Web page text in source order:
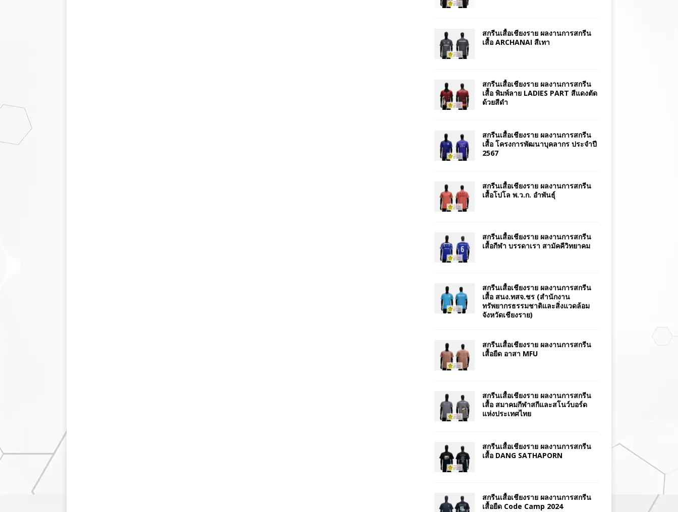
สกรีนเสื้อเชียงราย ผลงานการสกรีน
เสื้อ ARCHANAI สีเทา
สกรีนเสื้อเชียงราย ผลงานการสกรีน
เสื้อ พิมพ์ลาย LADIES PART สีแดงตัด
ด้วยสีดำ
สกรีนเสื้อเชียงราย ผลงานการสกรีน
เสื้อ โครงการพัฒนาบุคลากร ประจำปี
2567
สกรีนเสื้อเชียงราย ผลงานการสกรีน
เสื้อโปโล พ.ว.ก. อำพันธุ์
สกรีนเสื้อเชียงราย ผลงานการสกรีน
เสื้อกีฬา บรรดาเรา สามัคคีวิทยาคม
สกรีนเสื้อเชียงราย ผลงานการสกรีน
เสื้อ สนง.ทสจ.ชร (สำนักงาน
ทรัพยากรธรรมชาติและสิ่งแวดล้อม
จังหวัดเชียงราย)
สกรีนเสื้อเชียงราย ผลงานการสกรีน
เสื้อยืด อาสา MFU
สกรีนเสื้อเชียงราย ผลงานการสกรีน
เสื้อ สมาคมกีฬาสกีและสโนว์บอร์ด
แห่งประเทศไทย
สกรีนเสื้อเชียงราย ผลงานการสกรีน
เสื้อ DANG SATHAPORN
สกรีนเสื้อเชียงราย ผลงานการสกรีน
เสื้อยืด Code Camp 2024